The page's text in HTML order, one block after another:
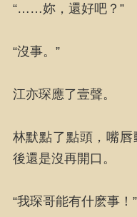
“……妳，還好吧？”
“沒事。”
江亦琛應了壹聲。
林默點了點頭，嘴
後還是沒再開口。
“我琛哥能有什麽事！”